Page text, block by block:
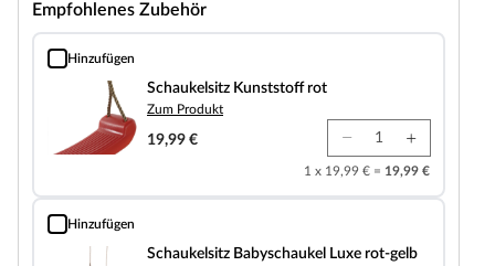
Empfohlenes Zubehör
Hinzufügen
Schaukelsitz Kunststoff rot
Schaukelsitz Kunststoff rot
Zum Produkt
19,99 €
1 x 19,99 € = 19,99 €
Hinzufügen
Schaukelsitz Babyschaukel Luxe rot-gelb
Schaukelsitz Babyschaukel Luxe rot-gelb